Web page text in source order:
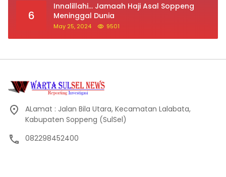
6
Innalillahi… Jamaah Haji Asal Soppeng
Meninggal Dunia
May 25, 2024 9501
ALamat : Jalan Bila Utara, Kecamatan Lalabata,
Kabupaten Soppeng (SulSel)
082298452400